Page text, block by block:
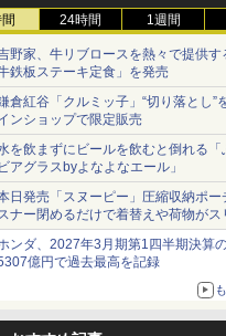
24時間 1週間
野家、牛リブロースを熱々で提供す
鉄板ステーキ定食」を発売
倉紅谷「クルミッ子」“切り落とし”
ンショップで限定販売
を飲まずにビールを飲むと倒れる「
アグラスbyよなよなエール」
日発売「スヌーピー」圧縮収納ポー
ナー閉めるだけで着替えや荷物がス
まる
ンダ、2027年3月期第1四半期決算
億円で過去最高を記録